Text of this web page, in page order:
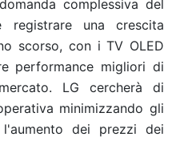
complessiva del
registrare una crescita
scorso, con i TV OLED
performance migliori di
LG cercherà di
minimizzando gli
dei prezzi dei